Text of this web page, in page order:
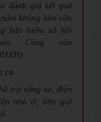
đánh giá kết quả
không làm căn
bảo hiểm xã hội
Công văn
ca
trợ xăng xe, điện
nhà ở, tiền giữ